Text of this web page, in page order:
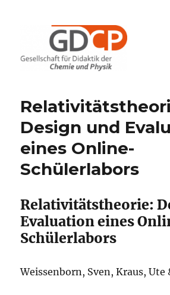
Design und
eines Online-
Schülerlabors
Relativitätstheorie:
Evaluation eines
Schülerlabors
Weissenborn, Sven, Kraus, Ute